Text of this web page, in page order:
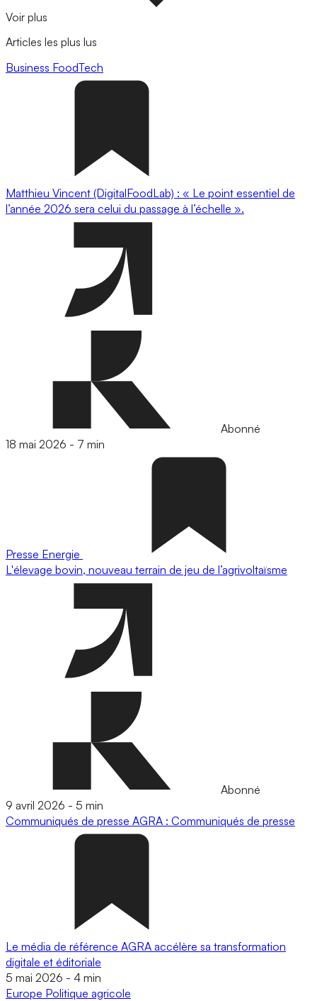
Voir plus
Articles les plus lus
Business FoodTech
Matthieu Vincent (DigitalFoodLab) : « Le point essentiel de
l’année 2026 sera celui du passage à l’échelle ».
Abonné
18 mai 2026 - 7 min
Presse Energie
L'élevage bovin, nouveau terrain de jeu de l’agrivoltaïsme
Abonné
9 avril 2026 - 5 min
Communiqués de presse AGRA : Communiqués de presse
Le média de référence AGRA accélère sa transformation
digitale et éditoriale
5 mai 2026 - 4 min
Europe Politique agricole